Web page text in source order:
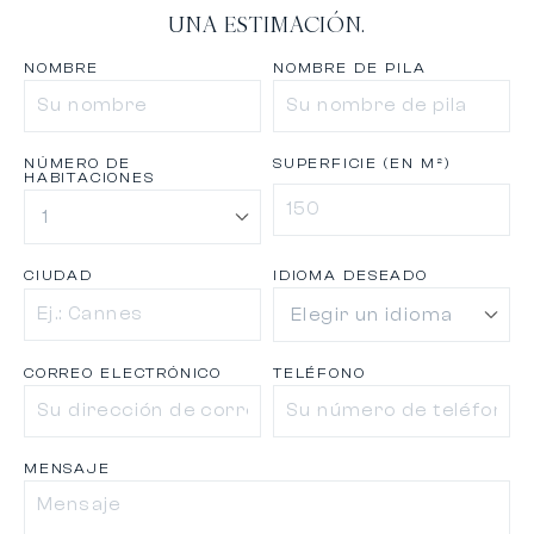
UNA ESTIMACIÓN.
NOMBRE NOMBRE DE PILA
NÚMERO DE
HABITACIONES
SUPERFICIE (EN M²)
CIUDAD IDIOMA DESEADO
CORREO ELECTRÓNICO TELÉFONO
MENSAJE